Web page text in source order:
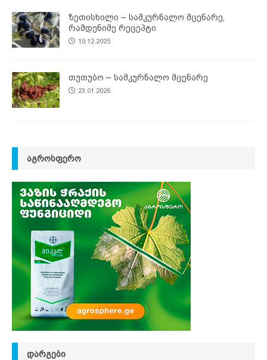
ზეთისხილი – სამკურნალო მცენარე,
რამდენიმე რეცეპტი
19.12.2025
თუთუბო – სამკურნალო მცენარე
23.01.2026
ᲐᲒᲠᲝᲡᲤᲔᲠᲝ
ᲓᲐᲠᲒᲔᲑᲘ